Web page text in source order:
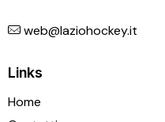
web@laziohockey.it
Links
Home